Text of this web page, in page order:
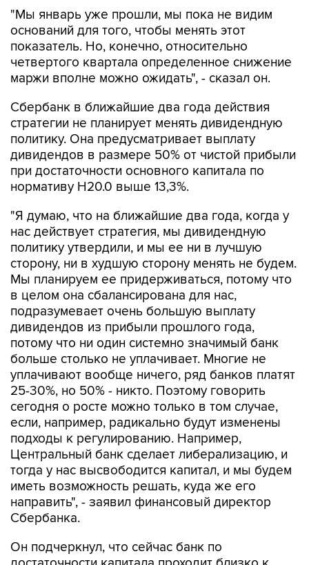
"Мы январь уже прошли, мы пока не видим
оснований для того, чтобы менять этот
показатель. Но, конечно, относительно
четвертого квартала определенное снижение
маржи вполне можно ожидать", - сказал он.
Сбербанк в ближайшие два года действия
стратегии не планирует менять дивидендную
политику. Она предусматривает выплату
дивидендов в размере 50% от чистой прибыли
при достаточности основного капитала по
нормативу Н20.0 выше 13,3%.
"Я думаю, что на ближайшие два года, когда у
нас действует стратегия, мы дивидендную
политику утвердили, и мы ее ни в лучшую
сторону, ни в худшую сторону менять не будем.
Мы планируем ее придерживаться, потому что
в целом она сбалансирована для нас,
подразумевает очень большую выплату
дивидендов из прибыли прошлого года,
потому что ни один системно значимый банк
больше столько не уплачивает. Многие не
уплачивают вообще ничего, ряд банков платят
25-30%, но 50% - никто. Поэтому говорить
сегодня о росте можно только в том случае,
если, например, радикально будут изменены
подходы к регулированию. Например,
Центральный банк сделает либерализацию, и
тогда у нас высвободится капитал, и мы будем
иметь возможность решать, куда же его
направить", - заявил финансовый директор
Сбербанка.
Он подчеркнул, что сейчас банк по